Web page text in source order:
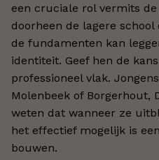
een cruciale rol vermits
doorheen de lagere
de fundamenten kan
identiteit. Geef hen de
professioneel vlak.
Molenbeek of Borgerhout,
weten dat wanneer ze
het effectief mogelijk is
bouwen.